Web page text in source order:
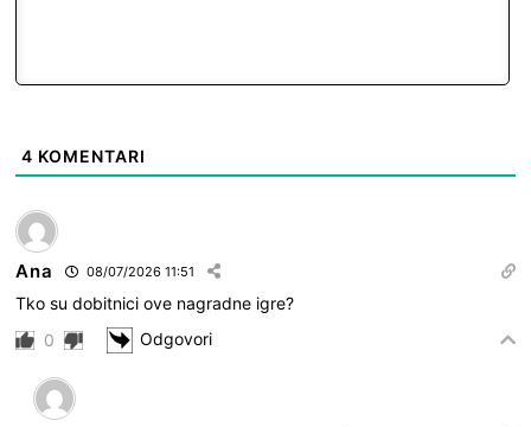
4 KOMENTARI
Ana 08/07/2026 11:51
Tko su dobitnici ove nagradne igre?
0
Odgovori